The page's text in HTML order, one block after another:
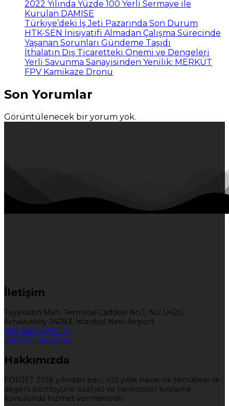
2022 Yılında Yüzde 100 Yerli Sermaye ile
Kurulan DAMISE
Türkiye’deki İş Jeti Pazarında Son Durum
HTK-SEN İnisiyatifi Almadan Çalışma Sürecinde
Yaşanan Sorunları Gündeme Taşıdı
İthalatın Dış Ticaretteki Önemi ve Dengeleri
Yerli Savunma Sanayisinden Yenilik: MERKÜT
FPV Kamikaze Dronu
Son Yorumlar
Görüntülenecek bir yorum yok.
İletişim
Tayakadın Mah. Terminal Caddesi No:1, Nu: U420,
Arnavutköy 34283, İstanbul New Airport
+90 542 402 82 71
info@forjet.com.tr
Hakkımızda
FORJET 2018 yılından beri, +10 yıllık havacılık tecrübesi ile
değerli portföyüne özel jet ve helikopter kiralama
konusunda hizmet vermektedir.